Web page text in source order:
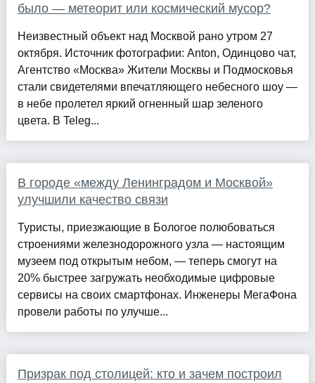
было — метеорит или космический мусор?
Неизвестный объект над Москвой рано утром 27
октября. Источник фотографии: Anton, Одинцово чат,
Агентство «Москва» Жители Москвы и Подмосковья
стали свидетелями впечатляющего небесного шоу —
в небе пролетел яркий огненный шар зеленого
цвета. В Teleg...
В городе «между Ленинградом и Москвой»
улучшили качество связи
Туристы, приезжающие в Бологое полюбоваться
строениями железнодорожного узла — настоящим
музеем под открытым небом, — теперь смогут на
20% быстрее загружать необходимые цифровые
сервисы на своих смартфонах. Инженеры МегаФона
провели работы по улучше...
Призрак под столицей: кто и зачем построил